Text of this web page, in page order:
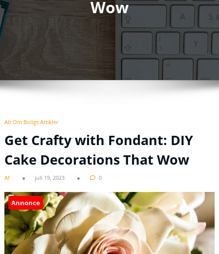
Wow
Alt Om Boligs Artikler
Get Crafty with Fondant: DIY
Cake Decorations That Wow
Af juli 19, 2023 0
Annonce